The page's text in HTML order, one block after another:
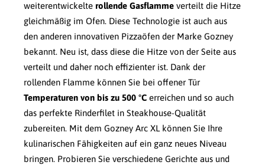
weiterentwickelte rollende Gasflamme verteilt die Hitze
gleichmäßig im Ofen. Diese Technologie ist auch aus
den anderen innovativen Pizzaöfen der Marke Gozney
bekannt. Neu ist, dass diese die Hitze von der Seite aus
verteilt und daher noch effizienter ist. Dank der
rollenden Flamme können Sie bei offener Tür
Temperaturen von bis zu 500 °C erreichen und so auch
das perfekte Rinderfilet in Steakhouse-Qualität
zubereiten. Mit dem Gozney Arc XL können Sie Ihre
kulinarischen Fähigkeiten auf ein ganz neues Niveau
bringen. Probieren Sie verschiedene Gerichte aus und